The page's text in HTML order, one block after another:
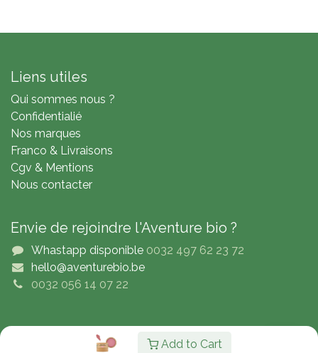
Add to Cart
Liens utiles
Qui sommes nous ?
Confidentialié
Nos marques
Franco & Livraisons
Cgv & Mentions
Nous contacter
Envie de rejoindre l'Aventure bio ?
Whastapp disponible0032 497 62 23 72
hello@aventurebio.be
0032 056 14 07 22
Copyright © Adventure4Bio